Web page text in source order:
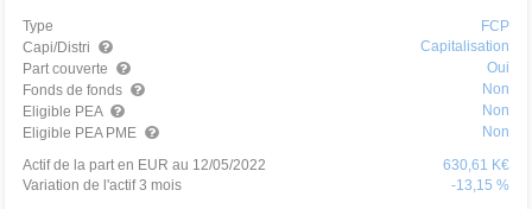
Type
FCP
Capi/Distri
Capitalisation
Part couverte
Oui
Fonds de fonds
Non
Eligible PEA
Non
Eligible PEA PME
Non
Actif de la part en EUR au 12/05/2022
630,61 K€
Variation de l'actif 3 mois
-13,15 %